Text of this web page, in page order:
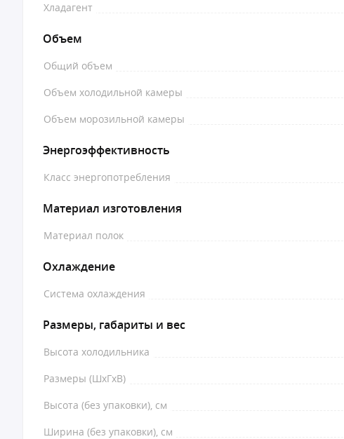
Хладагент
Объем
Общий объем
Объем холодильной камеры
Объем морозильной камеры
Энергоэффективность
Класс энергопотребления
Материал изготовления
Материал полок
Охлаждение
Система охлаждения
Размеры, габариты и вес
Высота холодильника
Размеры (ШхГхВ)
Высота (без упаковки), см
Ширина (без упаковки), см